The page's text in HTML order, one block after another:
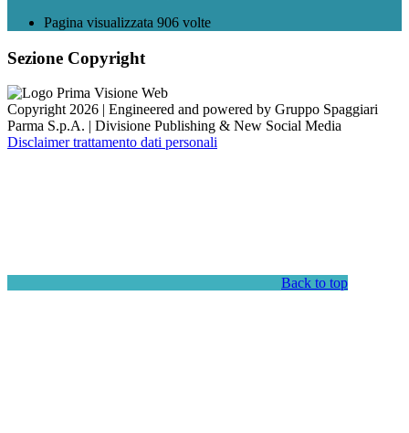
Pagina visualizzata 906 volte
Sezione Copyright
Copyright 2026 | Engineered and powered by Gruppo Spaggiari
Parma S.p.A. | Divisione Publishing & New Social Media
Disclaimer trattamento dati personali
Back to top